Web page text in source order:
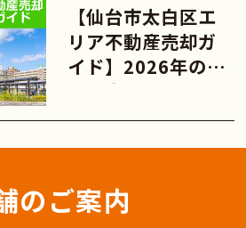
【仙台市太白区エ
リア不動産売却ガ
イド】2026年の相
場・査定・売却の
流れを解説
のご案内